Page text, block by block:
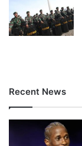
Recent News